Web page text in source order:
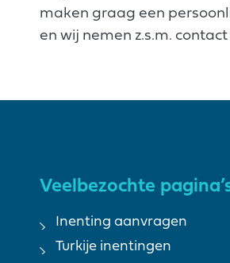
maken graag een
en wij nemen z.s.m.
Veelbezochte
Inenting aanvragen
Turkije inentingen